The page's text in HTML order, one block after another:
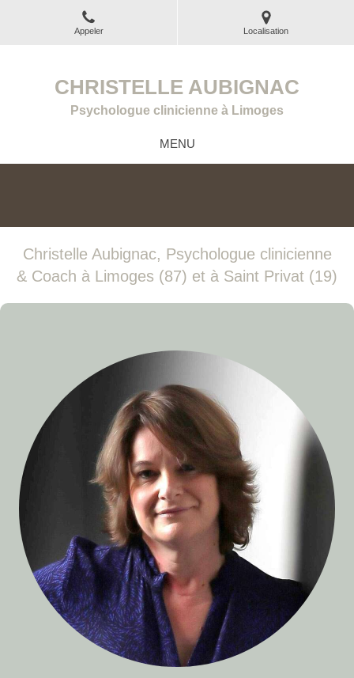
Appeler Localisation
CHRISTELLE AUBIGNAC
Psychologue clinicienne à Limoges
MENU
Christelle Aubignac, Psychologue clinicienne
& Coach à Limoges (87) et à Saint Privat (19)